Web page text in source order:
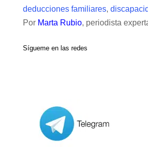
deducciones familiares,
Por Marta Rubio, periodista
Sígueme en las redes